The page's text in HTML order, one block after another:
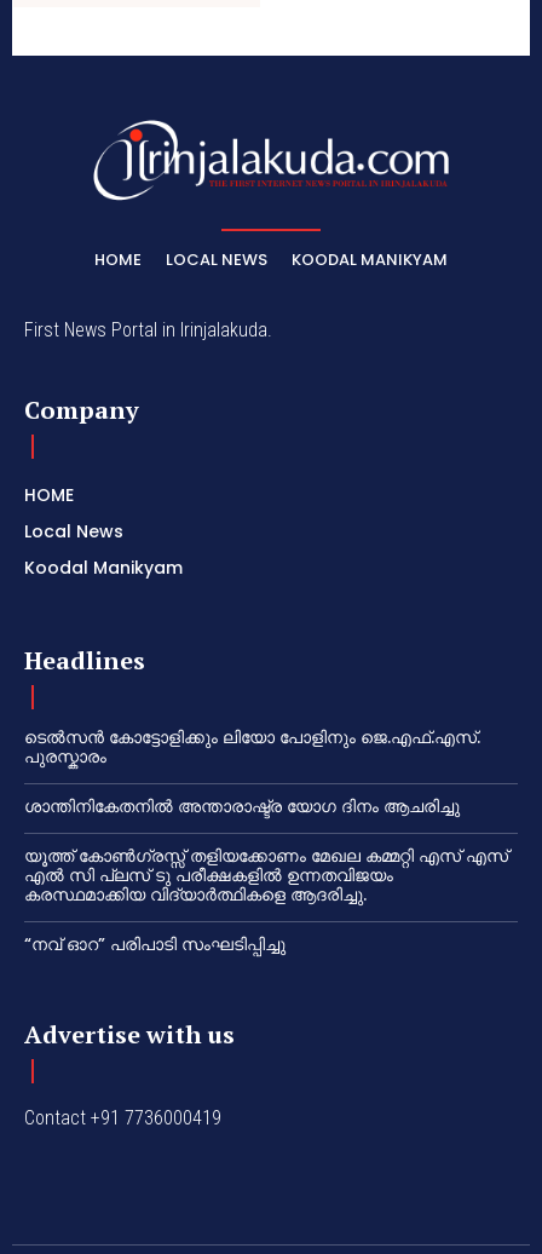
HOME LOCAL NEWS KOODAL MANIKYAM
First News Portal in Irinjalakuda.
Company
HOME
Local News
Koodal Manikyam
Headlines
ടെൽസൻ കോട്ടോളിക്കും ലിയോ പോളിനും ജെ.എഫ്.എസ്.
പുരസ്കാരം
ശാന്തിനികേതനിൽ അന്താരാഷ്ട്ര യോഗ ദിനം ആചരിച്ചു
യൂത്ത് കോൺഗ്രസ്സ് തളിയക്കോണം മേഖല കമ്മറ്റി എസ് എസ്
എൽ സി പ്ലസ് ടു പരീക്ഷകളിൽ ഉന്നതവിജയം
കരസ്ഥമാക്കിയ വിദ്യാർത്ഥികളെ ആദരിച്ചു.
“നവ് ഓറ” പരിപാടി സംഘടിപ്പിച്ചു
Advertise with us
Contact +91 7736000419